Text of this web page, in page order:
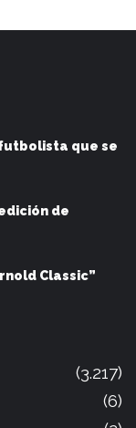
que se
de
Classic”
(3.217)
(6)